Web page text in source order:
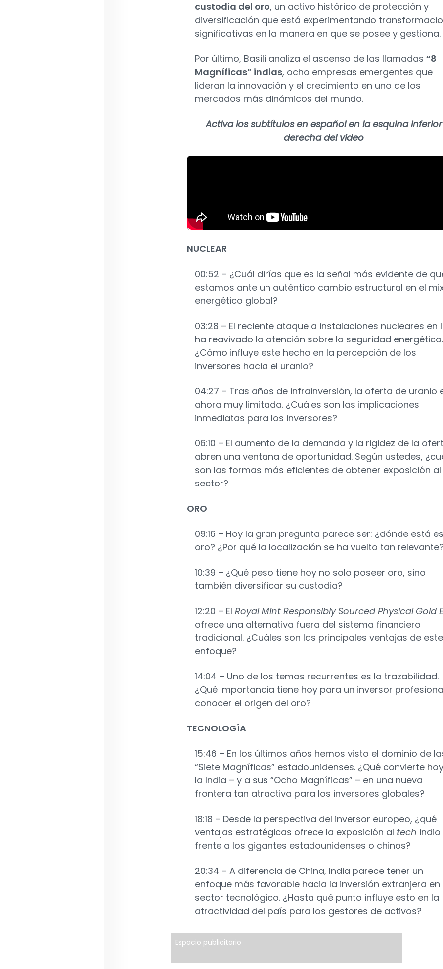
custodia del oro, un activo histórico de protección y
diversificación que está experimentando
significativas en la manera en que se posee y gestiona.
Por último, Basili analiza el ascenso de las llamadas “8
Magníficas” indias, ocho empresas emergentes que
lideran la innovación y el crecimiento en uno de los
mercados más dinámicos del mundo.
Activa los subtítulos en español en la esquina inferior
derecha del video
NUCLEAR
00:52 – ¿Cuál dirías que es la señal más evidente de
estamos ante un auténtico cambio estructural en el
energético global?
03:28 – El reciente ataque a instalaciones nucleares en
ha reavivado la atención sobre la seguridad energética.
¿Cómo influye este hecho en la percepción de los
inversores hacia el uranio?
04:27 – Tras años de infrainversión, la oferta de uranio
ahora muy limitada. ¿Cuáles son las implicaciones
inmediatas para los inversores?
06:10 – El aumento de la demanda y la rigidez de la
abren una ventana de oportunidad. Según ustedes,
son las formas más eficientes de obtener exposición al
sector?
ORO
09:16 – Hoy la gran pregunta parece ser: ¿dónde está
oro? ¿Por qué la localización se ha vuelto tan
10:39 – ¿Qué peso tiene hoy no solo poseer oro, sino
también diversificar su custodia?
12:20 – El Royal Mint Responsibly Sourced Physical Gold
ofrece una alternativa fuera del sistema financiero
tradicional. ¿Cuáles son las principales ventajas de este
enfoque?
14:04 – Uno de los temas recurrentes es la trazabilidad.
¿Qué importancia tiene hoy para un inversor
conocer el origen del oro?
TECNOLOGÍA
15:46 – En los últimos años hemos visto el dominio de
“Siete Magníficas” estadounidenses. ¿Qué convierte
la India – y a sus “Ocho Magníficas” – en una nueva
frontera tan atractiva para los inversores globales?
18:18 – Desde la perspectiva del inversor europeo, ¿qué
ventajas estratégicas ofrece la exposición al tech indio
frente a los gigantes estadounidenses o chinos?
20:34 – A diferencia de China, India parece tener un
enfoque más favorable hacia la inversión extranjera en
sector tecnológico. ¿Hasta qué punto influye esto en la
atractividad del país para los gestores de activos?
Espacio publicitario